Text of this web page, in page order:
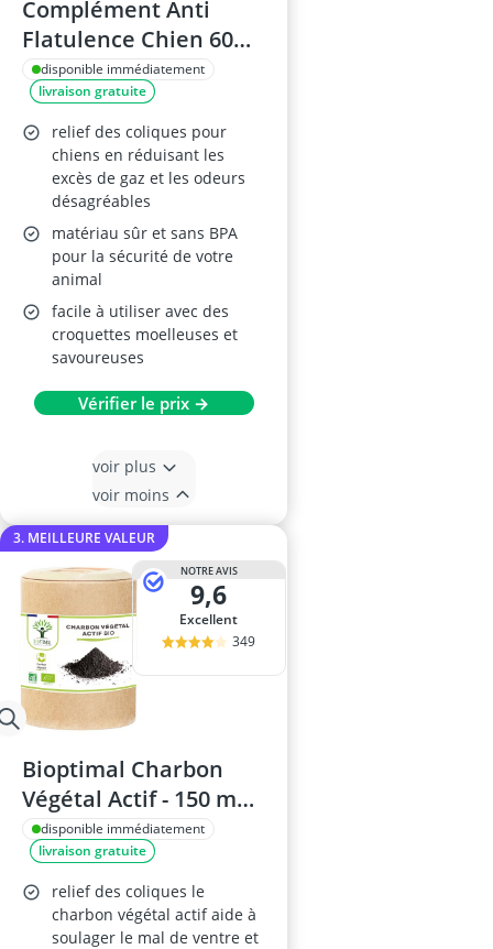
Complément Anti
Flatulence Chien 60
Croquettes
disponible immédiatement
livraison gratuite
relief des coliques pour
chiens en réduisant les
excès de gaz et les odeurs
désagréables
matériau sûr et sans BPA
pour la sécurité de votre
animal
facile à utiliser avec des
croquettes moelleuses et
savoureuses
Vérifier le prix →
voir plus
voir moins
3. MEILLEURE VALEUR
NOTRE AVIS
9,6
Excellent
349
Bioptimal Charbon
Végétal Actif - 150 mg
Poudre Active Pure
par gélule, 200 gélules
- Fabriqué en France,
Ecocert
disponible immédiatement
livraison gratuite
relief des coliques le
charbon végétal actif aide à
soulager le mal de ventre et